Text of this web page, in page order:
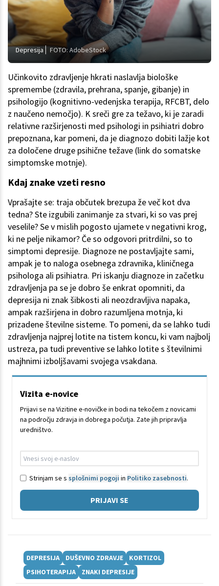
Depresija FOTO: AdobeStock
Učinkovito zdravljenje hkrati naslavlja biološke
spremembe (zdravila, prehrana, spanje, gibanje) in
psihologijo (kognitivno-vedenjska terapija, RFCBT, delo
z naučeno nemočjo). K sreči gre za težavo, ki je zaradi
relativne razširjenosti med psihologi in psihiatri dobro
prepoznana, kar pomeni, da je diagnozo dobiti lažje kot
za določene druge psihične težave (link do somatske
simptomske motnje).
Kdaj znake vzeti resno
Vprašajte se: traja občutek brezupa že več kot dva
tedna? Ste izgubili zanimanje za stvari, ki so vas prej
veselile? Se v mislih pogosto ujamete v negativni krog,
ki ne pelje nikamor? Če so odgovori pritrdilni, so to
simptomi depresije. Diagnoze ne postavljajte sami,
ampak je to naloga osebnega zdravnika, kliničnega
psihologa ali psihiatra. Pri iskanju diagnoze in začetku
zdravljenja pa se je dobro še enkrat opomniti, da
depresija ni znak šibkosti ali neozdravljiva napaka,
ampak razširjena in dobro razumljena motnja, ki
prizadene številne sisteme. To pomeni, da se lahko tudi
zdravljenja najprej lotite na tistem koncu, ki vam najbolj
ustreza, pa tudi preventive se lahko lotite s številnimi
majhnimi izboljšavami svojega vsakdana.
Vizita e-novice
Prijavi se na Vizitine e-novičke in bodi na tekočem z novicami
na področju zdravja in dobrega počutja. Zate jih pripravlja
uredništvo.
Strinjam se s splošnimi pogoji in Politiko zasebnosti.
PRIJAVI SE
DEPRESIJA DUŠEVNO ZDRAVJE
KORTIZOL
PSIHOTERAPIJA
ZNAKI DEPRESIJE